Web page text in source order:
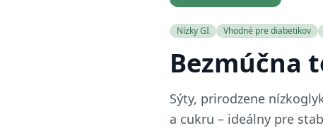
Nízky GI Vhodné pre diabetikov
Bezmúčna
Sýty, prirodzene
a cukru – ideálny pre